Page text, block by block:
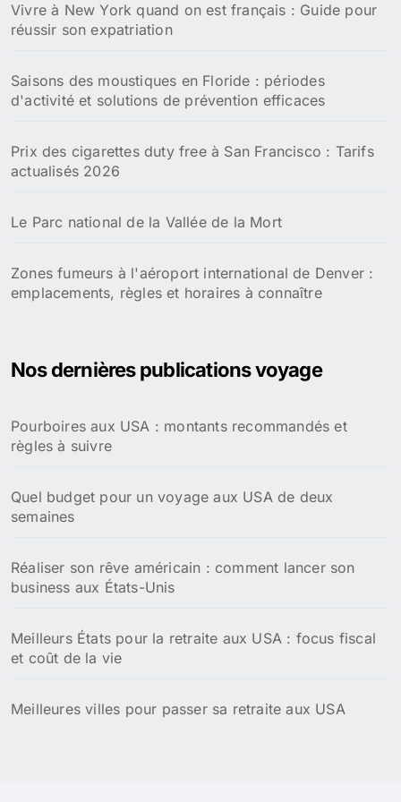
r
c
e
r
Les destinations tendances
zones fumeurs à l'Aéroport de San Francisco : Infos
pratiques pour les voyageurs fumeurs
Comment obtenir la nationalité américaine : guide
étape par étape pour la naturalisation
Festival des Cerisiers en Fleurs à Washington D.C :
Prix des cigarettes dans les duty free de New York en
2026 : tout ce que vous devez savoir
Zone fumeur à l'aéroport Washington : votre guide
des espaces tabagiques et réglementations
Vivre à New York quand on est français : Guide pour
réussir son expatriation
Saisons des moustiques en Floride : périodes
d'activité et solutions de prévention efficaces
Prix des cigarettes duty free à San Francisco : Tarifs
actualisés 2026
Le Parc national de la Vallée de la Mort
emplacements, règles et horaires à connaître